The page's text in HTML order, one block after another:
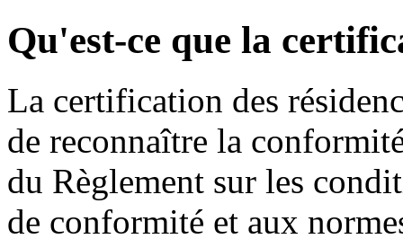
Qu'est-ce que la
La certification des
de reconnaître la
du Règlement sur les
de conformité et aux